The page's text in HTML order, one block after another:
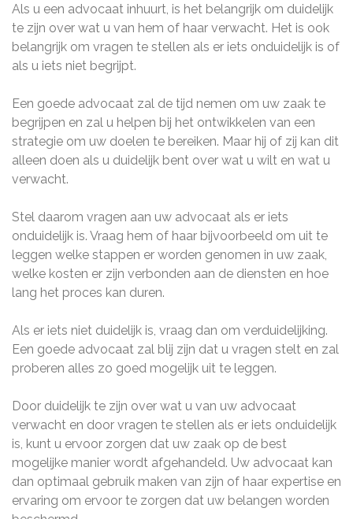
Als u een advocaat inhuurt, is het belangrijk om duidelijk
te zijn over wat u van hem of haar verwacht. Het is ook
belangrijk om vragen te stellen als er iets onduidelijk is of
als u iets niet begrijpt.
Een goede advocaat zal de tijd nemen om uw zaak te
begrijpen en zal u helpen bij het ontwikkelen van een
strategie om uw doelen te bereiken. Maar hij of zij kan dit
alleen doen als u duidelijk bent over wat u wilt en wat u
verwacht.
Stel daarom vragen aan uw advocaat als er iets
onduidelijk is. Vraag hem of haar bijvoorbeeld om uit te
leggen welke stappen er worden genomen in uw zaak,
welke kosten er zijn verbonden aan de diensten en hoe
lang het proces kan duren.
Als er iets niet duidelijk is, vraag dan om verduidelijking.
Een goede advocaat zal blij zijn dat u vragen stelt en zal
proberen alles zo goed mogelijk uit te leggen.
Door duidelijk te zijn over wat u van uw advocaat
verwacht en door vragen te stellen als er iets onduidelijk
is, kunt u ervoor zorgen dat uw zaak op de best
mogelijke manier wordt afgehandeld. Uw advocaat kan
dan optimaal gebruik maken van zijn of haar expertise en
ervaring om ervoor te zorgen dat uw belangen worden